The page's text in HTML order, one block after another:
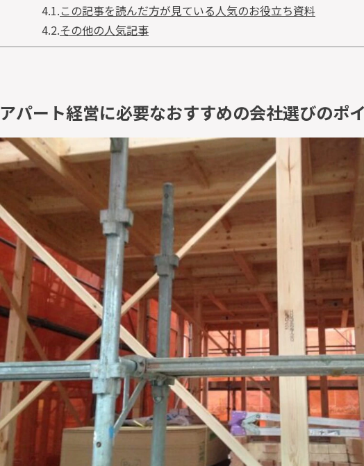
4.1.この記事を読んだ方が見ている人気のお役立ち資料
4.2.その他の人気記事
アパート経営に必要なおすすめの会社選びのポ